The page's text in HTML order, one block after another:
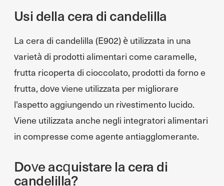
Usi della cera di candelilla
La cera di candelilla (E902) è utilizzata in una
varietà di prodotti alimentari come caramelle,
frutta ricoperta di cioccolato, prodotti da forno e
frutta, dove viene utilizzata per migliorare
l'aspetto aggiungendo un rivestimento lucido.
Viene utilizzata anche negli integratori alimentari
in compresse come agente antiagglomerante.
Dove acquistare la cera di
candelilla?